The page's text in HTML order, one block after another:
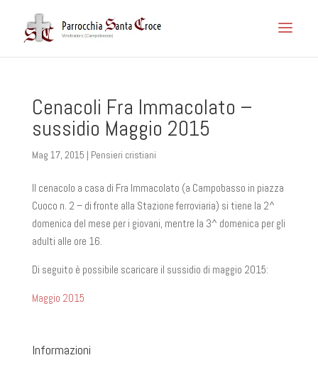
Cenacoli Fra Immacolato –
sussidio Maggio 2015
Mag 17, 2015 | Pensieri cristiani
Il cenacolo a casa di Fra Immacolato (a Campobasso in piazza
Cuoco n. 2 – di fronte alla Stazione ferroviaria) si tiene la 2^
domenica del mese per i giovani, mentre la 3^ domenica per gli
adulti alle ore 16.
Di seguito è possibile scaricare il sussidio di maggio 2015:
Maggio 2015
Informazioni